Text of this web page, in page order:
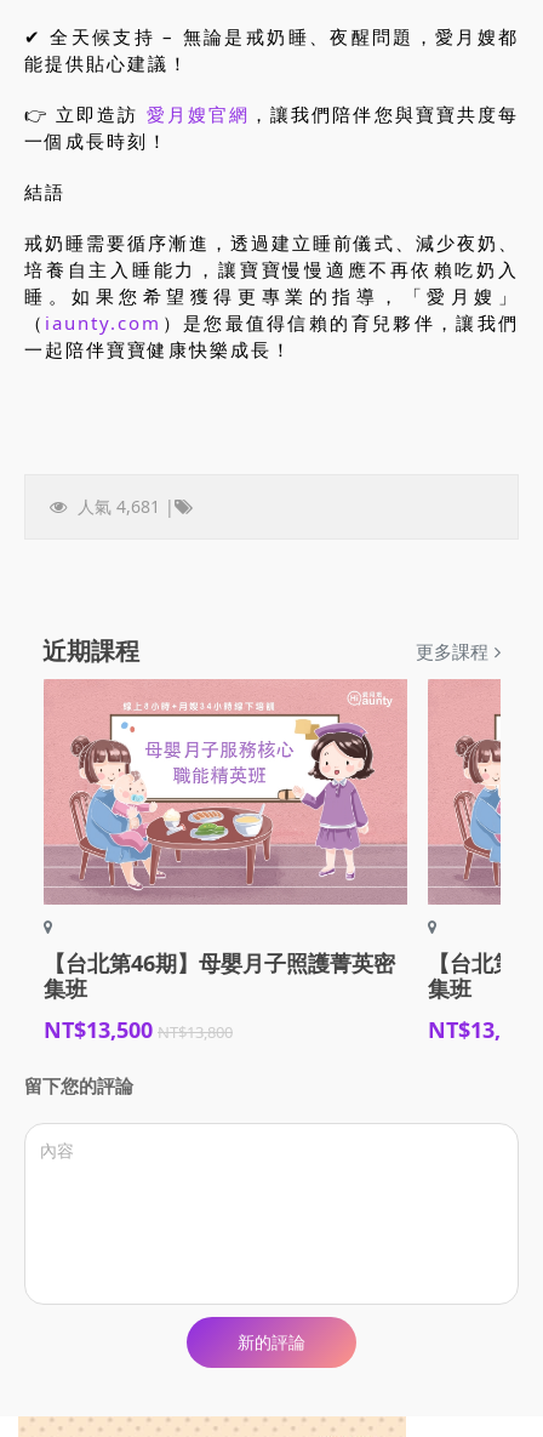
✔ 全天候支持 – 無論是戒奶睡、夜醒問題，愛月嫂都
能提供貼心建議！
👉 立即造訪 愛月嫂官網 ，讓我們陪伴您與寶寶共度每
一個成長時刻！
結語
戒奶睡需要循序漸進，透過建立睡前儀式、減少夜奶、
培養自主入睡能力，讓寶寶慢慢適應不再依賴吃奶入
睡。如果您希望獲得更專業的指導，「愛月嫂」
（ iaunty.com ）是您最值得信賴的育兒夥伴，讓我們
一起陪伴寶寶健康快樂成長！
人氣 4,681 |
近期課程 更多課程
【台北第46期】母嬰月子照護菁英密
集班
NT$13,500 NT$13,800
【台北第
集班
NT$13,500
留下您的評論